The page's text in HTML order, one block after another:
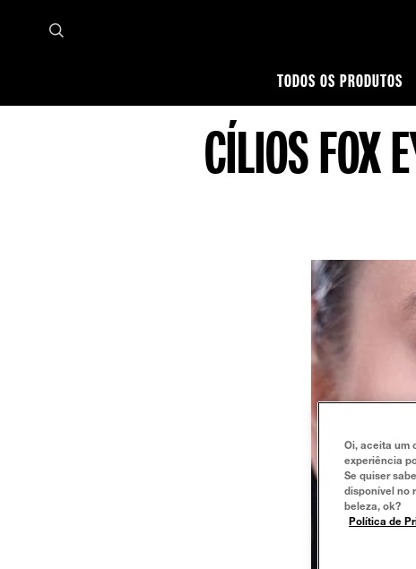
TODOS OS PRODUTOS
Máscara de Cílios Cílios fox eyes: como
CÍLIOS FOX
Oi, aceita um
experiência
Se quiser
disponível no
beleza, ok?
Política de